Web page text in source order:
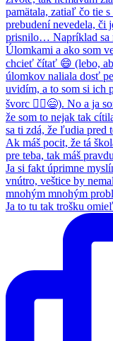
Ja to tu tak trošku